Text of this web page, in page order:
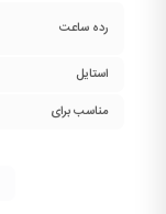
رده ساعت
استایل
مناسب برای